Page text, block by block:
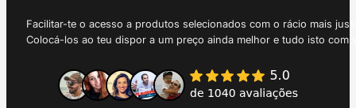
Facilitar-te o acesso a produtos selecionados com o rácio mais
Colocá-los ao teu dispor a um preço ainda melhor e tudo isto